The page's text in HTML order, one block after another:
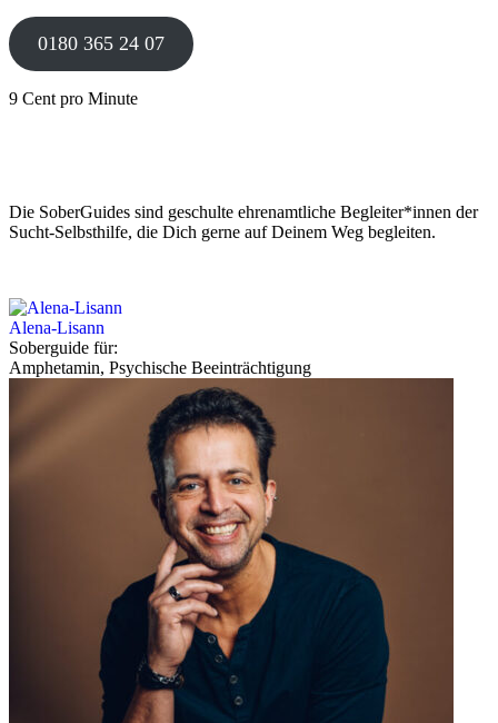
0180 365 24 07
9 Cent pro Minute
Die SoberGuides sind geschulte ehrenamtliche Begleiter*innen der
Sucht-Selbsthilfe, die Dich gerne auf Deinem Weg begleiten.
Alena-Lisann
Soberguide für:
Amphetamin, Psychische Beeinträchtigung